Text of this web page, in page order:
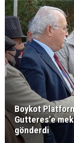
Boykot
Gutteres’e
gönderdi